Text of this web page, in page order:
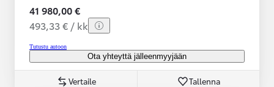
41 980,00 €
493,33 € / kk
Tutustu autoon
Ota yhteyttä jälleenmyyjään
Vertaile Tallenna